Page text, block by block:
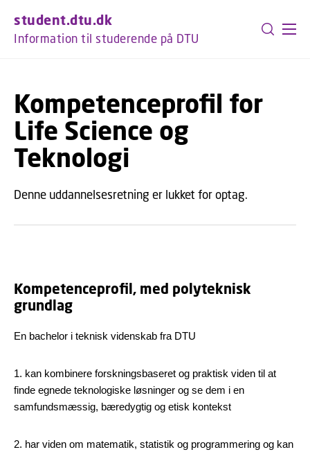
student.dtu.dk
Information til studerende på DTU
Kompetenceprofil for
Life Science og
Teknologi
Denne uddannelsesretning er lukket for optag.
Kompetenceprofil, med polyteknisk
grundlag
En bachelor i teknisk videnskab fra DTU
1. kan kombinere forskningsbaseret og praktisk viden til at
finde egnede teknologiske løsninger og se dem i en
samfundsmæssig, bæredygtig og etisk kontekst
2. har viden om matematik, statistik og programmering og kan